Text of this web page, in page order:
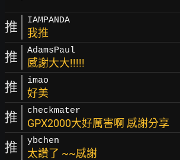
推 IAMPANDA
我推
推 AdamsPaul
感謝大大!!!!!
推 imao
好美
推 checkmater
GPX2000大好厲害啊 感謝分享
推 ybchen
太讚了 ~~感謝